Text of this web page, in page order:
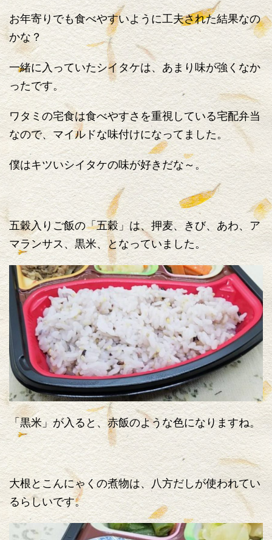
お年寄りでも食べやすいように工夫された結果なの
かな？
一緒に入っていたシイタケは、あまり味が強くなか
ったです。
ワタミの宅食は食べやすさを重視している宅配弁当
なので、マイルドな味付けになってました。
僕はキツいシイタケの味が好きだな～。
五穀入りご飯の「五穀」は、押麦、きび、あわ、ア
マランサス、黒米、となっていました。
「黒米」が入ると、赤飯のような色になりますね。
大根とこんにゃくの煮物は、八方だしが使われてい
るらしいです。